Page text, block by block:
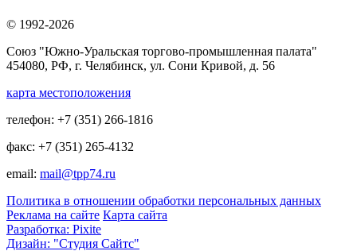
© 1992-2026
Союз "Южно-Уральская торгово-промышленная палата"
454080, РФ, г. Челябинск, ул. Сони Кривой, д. 56
карта местоположения
телефон: +7 (351) 266-1816
факс: +7 (351) 265-4132
email: mail@tpp74.ru
Политика в отношении обработки персональных данных
Реклама на сайте Карта сайта
Разработка: Pixite
Дизайн: "Студия Сайтс"